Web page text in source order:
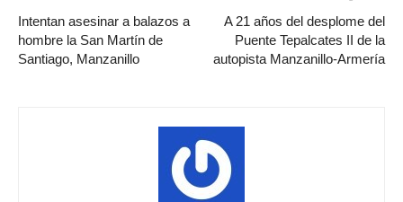
Intentan asesinar a balazos a
hombre la San Martín de
Santiago, Manzanillo
A 21 años del desplome del
Puente Tepalcates II de la
autopista Manzanillo-Armería